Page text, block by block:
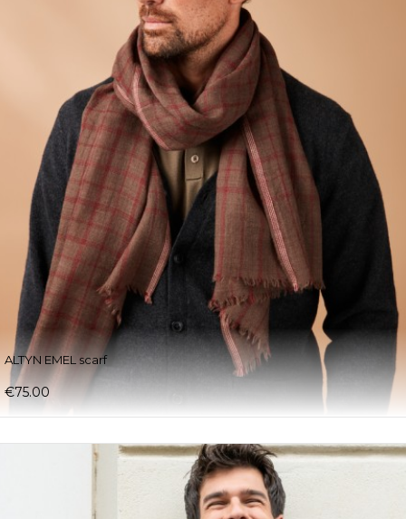
ALTYN EMEL scarf
€75.00